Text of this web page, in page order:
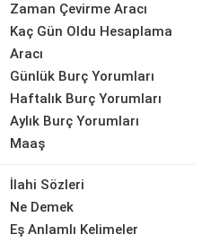
Zaman Çevirme Aracı
Kaç Gün Oldu Hesaplama
Aracı
Günlük Burç Yorumları
Haftalık Burç Yorumları
Aylık Burç Yorumları
Maaş
İlahi Sözleri
Ne Demek
Eş Anlamlı Kelimeler